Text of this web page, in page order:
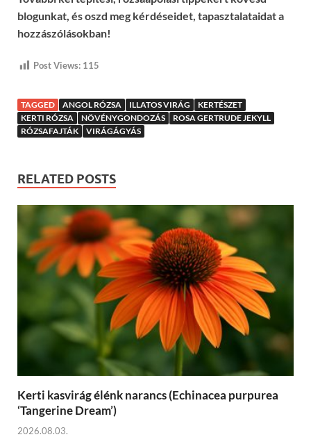
blogunkat, és oszd meg kérdéseidet, tapasztalataidat a
hozzászólásokban!
Post Views: 115
TAGGED ANGOL RÓZSA ILLATOS VIRÁG
KERTÉSZET
KERTI RÓZSA
NÖVÉNYGONDOZÁS
ROSA GERTRUDE JEKYLL
RÓZSAFAJTÁK
VIRÁGÁGYÁS
RELATED POSTS
Kerti kasvirág élénk narancs (Echinacea purpurea
‘Tangerine Dream’)
2026.08.03.